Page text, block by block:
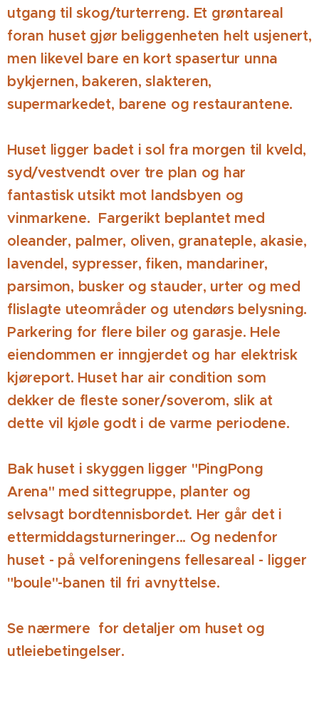
utgang til skog/turterreng. Et grøntareal
foran huset gjør beliggenheten helt usjenert,
men likevel bare en kort spasertur unna
bykjernen, bakeren, slakteren,
supermarkedet, barene og restaurantene.
Huset ligger badet i sol fra morgen til kveld,
syd/vestvendt over tre plan og har
fantastisk utsikt mot landsbyen og
vinmarkene. Fargerikt beplantet med
oleander, palmer, oliven, granateple, akasie,
lavendel, sypresser, fiken, mandariner,
parsimon, busker og stauder, urter og med
flislagte uteområder og utendørs belysning.
Parkering for flere biler og garasje. Hele
eiendommen er inngjerdet og har elektrisk
kjøreport. Huset har air condition som
dekker de fleste soner/soverom, slik at
dette vil kjøle godt i de varme periodene.
Bak huset i skyggen ligger "PingPong
Arena" med sittegruppe, planter og
selvsagt bordtennisbordet. Her går det i
ettermiddagsturneringer... Og nedenfor
huset - på velforeningens fellesareal - ligger
"boule"-banen til fri avnyttelse.
Se nærmere for detaljer om huset og
utleiebetingelser.